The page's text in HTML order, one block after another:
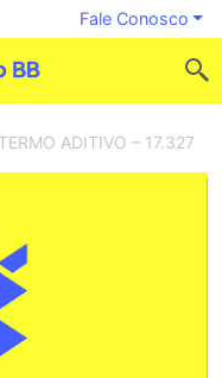
Fale Conosco
ADITIVO – 17.327